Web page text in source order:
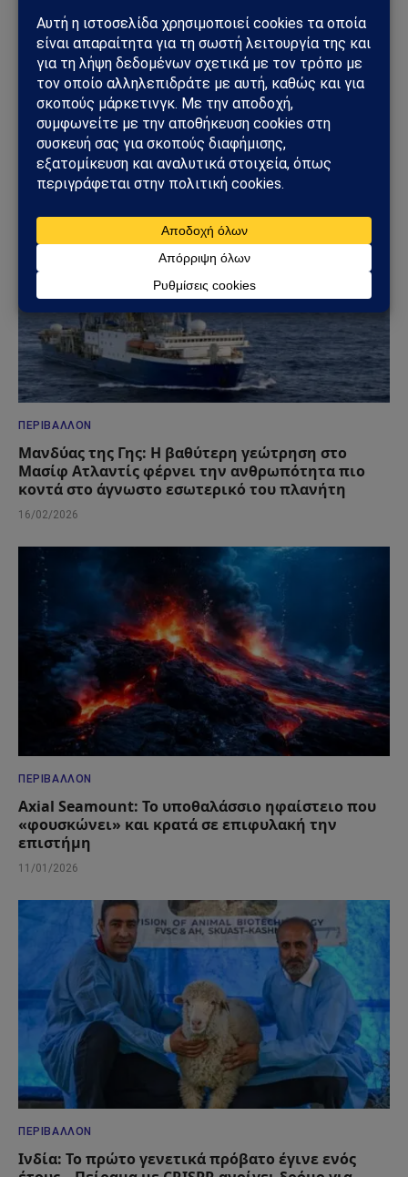
ΠΕΡΙΒΆΛΛΟΝ
Ιταλία: Άδεια μετ’ αποδοχών για φροντίδα
άρρωστων κατοικίδιων – Νέα εποχή στα
εργασιακά δικαιώματα
27/03/2026
ΠΕΡΙΒΆΛΛΟΝ
Μανδύας της Γης: Η βαθύτερη γεώτρηση στο
Μασίφ Ατλαντίς φέρνει την ανθρωπότητα πιο
κοντά στο άγνωστο εσωτερικό του πλανήτη
16/02/2026
ΠΕΡΙΒΆΛΛΟΝ
Axial Seamount: Το υποθαλάσσιο ηφαίστειο που
«φουσκώνει» και κρατά σε επιφυλακή την
επιστήμη
11/01/2026
ΠΕΡΙΒΆΛΛΟΝ
Ινδία: Το πρώτο γενετικά πρόβατο έγινε ενός